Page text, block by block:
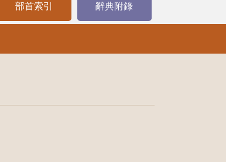
部首索引 辭典附錄